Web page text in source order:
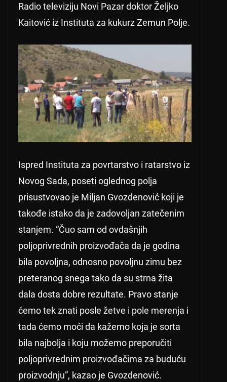
Radio televiziju Novi Pazar doktor Željko
Kaitović iz Instituta za kukurz Zemun Polje.
Ispred Instituta za povrtarstvo i ratarstvo iz
Novog Sada, poseti oglednog polja
prisustvovao je Miljan Gvozdenović koji je
takođe istako da je zadovoljan zatečenim
stanjem. “Čuo sam od ovdašnjih
poljoprivrednih proizvođača da je godina
bila povoljna, odnosno povoljnu zimu bez
preteranog snega tako da su strna žita
dala dosta dobre rezultate. Pravo stanje
ćemo tek znati posle žetve i pole merenja i
tada ćemo moći da kažemo koja je sorta
bila najbolja i koju možemo preporučiti
poljoprivrednim proizvođačima za buduću
proizvodnju”, kazao je Gvozdenović.